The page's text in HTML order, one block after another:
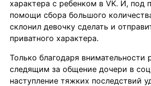
характера с ребенком в VK. И, под
помощи сбора большого
склонил девочку сделать и
приватного характера.
Только благодаря внимательности
следящим за общение дочери в
наступление тяжких последствий